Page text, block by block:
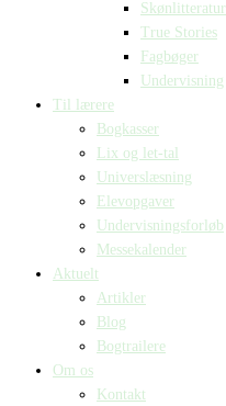
Skønlitteratur
True Stories
Fagbøger
Undervisning
Til lærere
Bogkasser
Lix og let-tal
Universlæsning
Elevopgaver
Undervisningsforløb
Messekalender
Aktuelt
Artikler
Blog
Bogtrailere
Om os
Kontakt